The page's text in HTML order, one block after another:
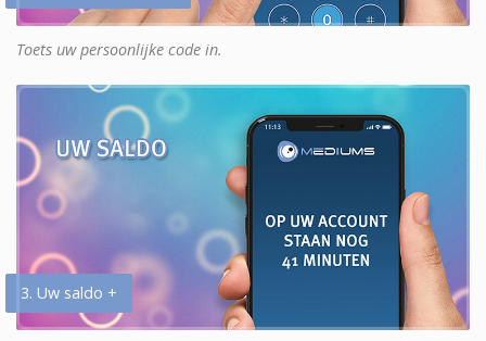
Toets uw persoonlijke code in.
3. Uw saldo +